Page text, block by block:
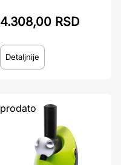
4.308,00 RSD
Detaljnije
prodato